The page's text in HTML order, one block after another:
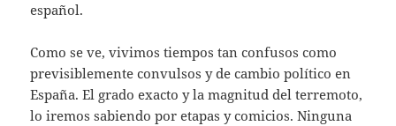
español.
Como se ve, vivimos tiempos tan confusos como
previsiblemente convulsos y de cambio político en
España. El grado exacto y la magnitud del terremoto,
lo iremos sabiendo por etapas y comicios. Ninguna